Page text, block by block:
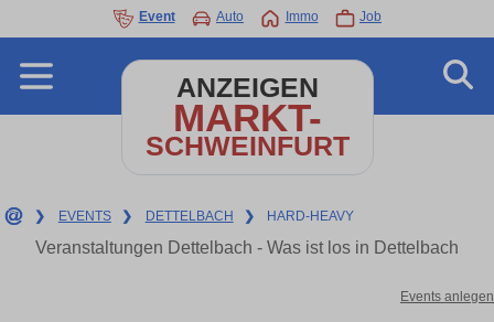
Event Auto Immo Job
ANZEIGEN
MARKT-
SCHWEINFURT
❯ EVENTS ❯ DETTELBACH ❯ HARD-HEAVY
Veranstaltungen Dettelbach - Was ist los in Dettelbach
Events anlegen